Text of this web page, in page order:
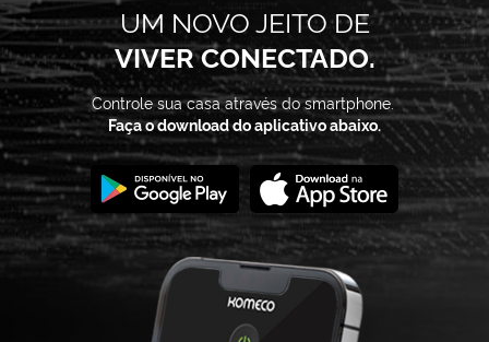
UM NOVO JEITO DE
VIVER CONECTADO.
Controle sua casa através do smartphone.
Faça o download do aplicativo abaixo.